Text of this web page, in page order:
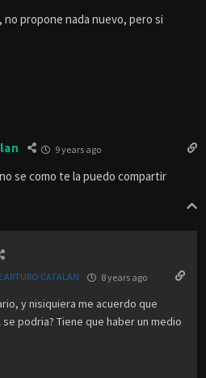
propone nada nuevo, pero si
9 years ago
se como te la puedo compartir
ARTURO CATALAN 8 years ago
y nisiquiera me acuerdo que
podria? Tiene que haber un medio